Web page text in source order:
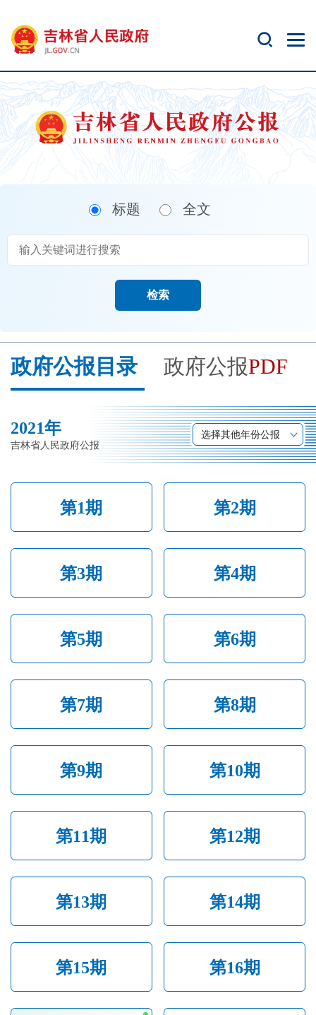
标题 全文
检索
政府公报目录 政府公报PDF
2021年
吉林省人民政府公报
选择其他年份公报
第1期 第2期
第3期 第4期
第5期 第6期
第7期 第8期
第9期 第10期
第11期 第12期
第13期 第14期
第15期 第16期
开
无
障
碍
说
明
导
盲
模